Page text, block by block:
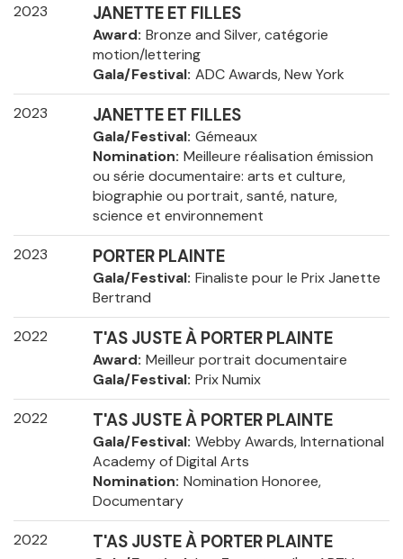
2023 JANETTE ET FILLES
Award Bronze and Silver, catégorie
motion/lettering
Gala/Festival ADC Awards, New York
2023 JANETTE ET FILLES
Gala/Festival Gémeaux
Nomination Meilleure réalisation émission
ou série documentaire: arts et culture,
biographie ou portrait, santé, nature,
science et environnement
2023 PORTER PLAINTE
Gala/Festival Finaliste pour le Prix Janette
Bertrand
2022 T'AS JUSTE À PORTER PLAINTE
Award Meilleur portrait documentaire
Gala/Festival Prix Numix
2022 T'AS JUSTE À PORTER PLAINTE
Gala/Festival Webby Awards, International
Academy of Digital Arts
Nomination Nomination Honoree,
Documentary
2022 T'AS JUSTE À PORTER PLAINTE